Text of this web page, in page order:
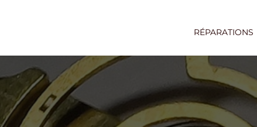
RÉPARATIONS